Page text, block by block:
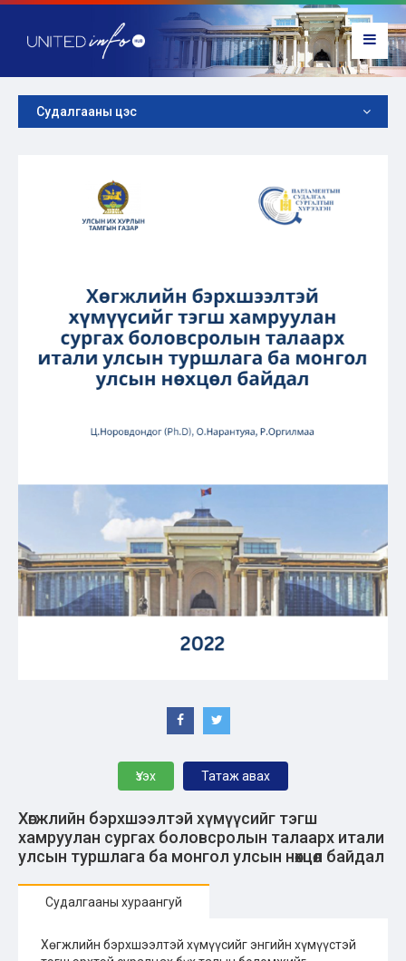
Судалгааны цэс
Үзэх Татаж авах
Хөгжлийн бэрхшээлтэй хүмүүсийг тэгш
хамруулан сургах боловсролын талаарх итали
улсын туршлага ба монгол улсын нөхцөл байдал
Судалгааны хураангуй
Хөгжлийн бэрхшээлтэй хүмүүсийг энгийн хүмүүстэй